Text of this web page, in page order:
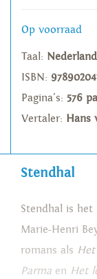
Op voorraad
Taal:
ISBN:
Pagina's: 576
Vertaler: Hans
Stendhal
Stendhal is het
Marie-Henri
romans als
Parma en Het